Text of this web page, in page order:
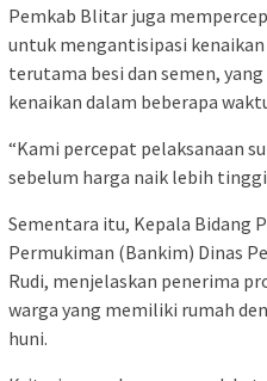
Pemkab Blitar juga
untuk mengantisipasi
terutama besi dan semen,
kenaikan dalam beberapa
“Kami percepat pelaksanaan
sebelum harga naik lebih
Sementara itu, Kepala Bidang
Permukiman (Bankim) Dinas
Rudi, menjelaskan penerima
warga yang memiliki rumah
huni.